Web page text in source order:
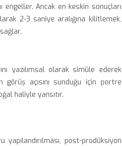
Ancak en keskin sonuçları
2-3 saniye aralığına kilitlemek,
yazılımsal olarak simüle ederek
açısını sunduğu için portre
haliyle yansıtır.
post-prodüksiyon